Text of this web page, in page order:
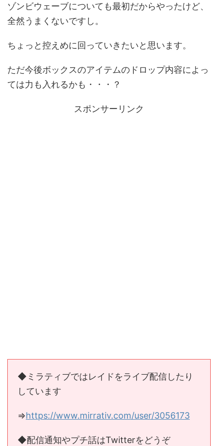
ゾンビウェーブについても最初だからやったけど、
全然うまくないですし。
ちょっと控えめに回っていきたいと思います。
ただ今後ボックスのアイテムのドロップ内容によっ
ては力も入れるかも・・・？
スポンサーリンク
◆ミラティブではレイドをライブ配信したり
しています
⇒https://www.mirrativ.com/user/3056173
◆配信通知やプチ話はTwitterをどうぞ